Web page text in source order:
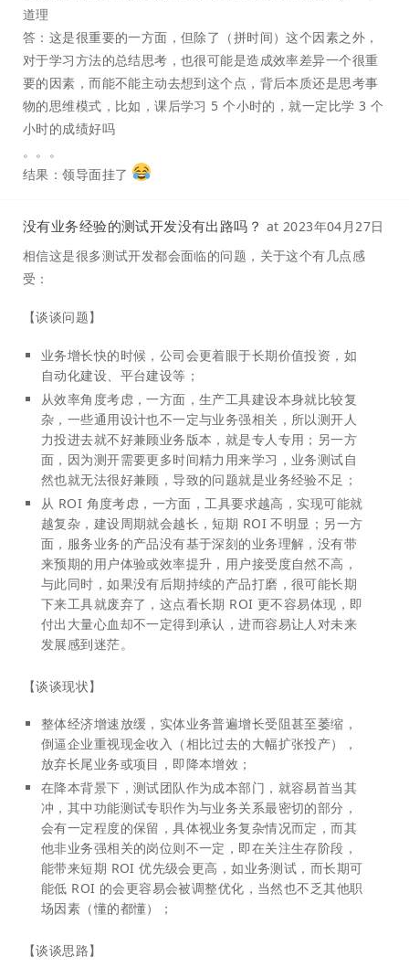
道理
答：这是很重要的一方面，但除了（拼时间）这个因素之外，
对于学习方法的总结思考，也很可能是造成效率差异一个很重
要的因素，而能不能主动去想到这个点，背后本质还是思考事
物的思维模式，比如，课后学习 5 个小时的，就一定比学 3 个
小时的成绩好吗
。。。
结果：领导面挂了
没有业务经验的测试开发没有出路吗？ at 2023年04月27日
相信这是很多测试开发都会面临的问题，关于这个有几点感
受：
【谈谈问题】
业务增长快的时候，公司会更着眼于长期价值投资，如
自动化建设、平台建设等；
从效率角度考虑，一方面，生产工具建设本身就比较复
杂，一些通用设计也不一定与业务强相关，所以测开人
力投进去就不好兼顾业务版本，就是专人专用；另一方
面，因为测开需要更多时间精力用来学习，业务测试自
然也就无法很好兼顾，导致的问题就是业务经验不足；
从 ROI 角度考虑，一方面，工具要求越高，实现可能就
越复杂，建设周期就会越长，短期 ROI 不明显；另一方
面，服务业务的产品没有基于深刻的业务理解，没有带
来预期的用户体验或效率提升，用户接受度自然不高，
与此同时，如果没有后期持续的产品打磨，很可能长期
下来工具就废弃了，这点看长期 ROI 更不容易体现，即
付出大量心血却不一定得到承认，进而容易让人对未来
发展感到迷茫。
【谈谈现状】
整体经济增速放缓，实体业务普遍增长受阻甚至萎缩，
倒逼企业重视现金收入（相比过去的大幅扩张投产），
放弃长尾业务或项目，即降本增效；
在降本背景下，测试团队作为成本部门，就容易首当其
冲，其中功能测试专职作为与业务关系最密切的部分，
会有一定程度的保留，具体视业务复杂情况而定，而其
他非业务强相关的岗位则不一定，即在关注生存阶段，
能带来短期 ROI 优先级会更高，如业务测试，而长期可
能低 ROI 的会更容易会被调整优化，当然也不乏其他职
场因素（懂的都懂）；
【谈谈思路】